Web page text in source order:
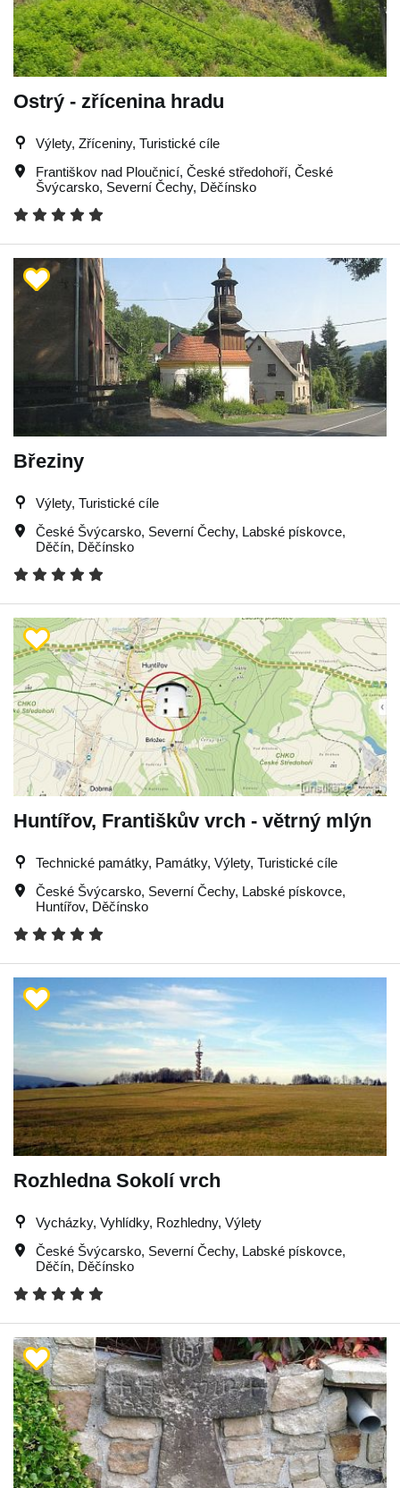
Ostrý - zřícenina hradu
Výlety, Zříceniny, Turistické cíle
Františkov nad Ploučnicí, České středohoří, České
Švýcarsko, Severní Čechy, Děčínsko
Březiny
Výlety, Turistické cíle
České Švýcarsko, Severní Čechy, Labské pískovce,
Děčín, Děčínsko
Huntířov, Františkův vrch - větrný mlýn
Technické památky, Památky, Výlety, Turistické cíle
České Švýcarsko, Severní Čechy, Labské pískovce,
Huntířov, Děčínsko
Rozhledna Sokolí vrch
Vycházky, Vyhlídky, Rozhledny, Výlety
České Švýcarsko, Severní Čechy, Labské pískovce,
Děčín, Děčínsko